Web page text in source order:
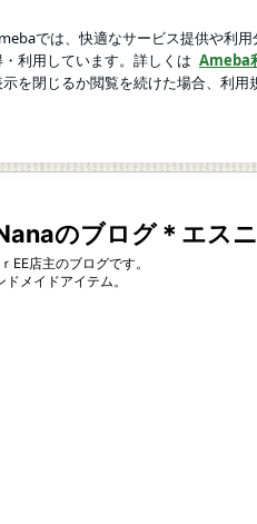
ある暮らし、時々音楽、時
か覚えてないエルメス
のブログ＊エス
EE店主のブログです。
メイドアイテム。